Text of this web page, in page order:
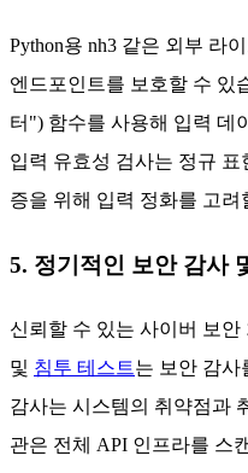
Python용 nh3 같은 외부 라
엔드포인트를 보호할 수 있
터") 함수를 사용해 입력 데
입력 유효성 검사는 정규
증을 위해 입력 정화를 고려
5. 정기적인 보안 감사
신뢰할 수 있는 사이버 보
및 침투 테스트는 보안 감사
감사는 시스템의 취약점과
관은 전체 API 인프라를 스